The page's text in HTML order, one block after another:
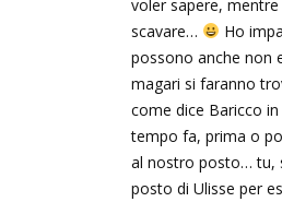
voler sapere,
scavare…
Ho
possono anche non
magari si faranno
come dice Baricco
tempo fa, prima o
al nostro posto… tu,
posto di Ulisse per